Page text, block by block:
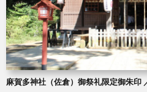
麻賀多神社（佐倉）御祭礼限定御朱印